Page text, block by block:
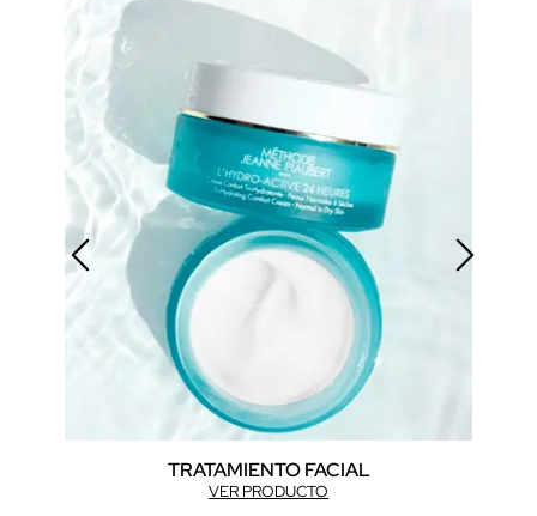
TRATAMIENTO FACIAL
VER PRODUCTO